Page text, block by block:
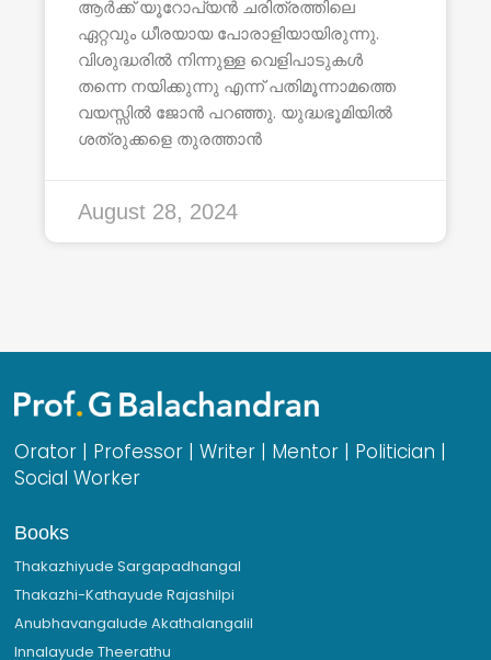
ആർക്ക് യൂറോപ്യൻ ചരിത്രത്തിലെ
ഏറ്റവും ധീരയായ പോരാളിയായിരുന്നു.
വിശുദ്ധരിൽ നിന്നുള്ള വെളിപാടുകൾ
തന്നെ നയിക്കുന്നു എന്ന് പതിമൂന്നാമത്തെ
വയസ്സിൽ ജോൻ പറഞ്ഞു. യുദ്ധഭൂമിയിൽ
ശത്രുക്കളെ തുരത്താൻ
August 28, 2024
Orator | Professor | Writer | Mentor | Politician |
Social Worker
Books
Thakazhiyude Sargapadhangal
Thakazhi-Kathayude Rajashilpi
Anubhavangalude Akathalangalil
Innalayude Theerathu